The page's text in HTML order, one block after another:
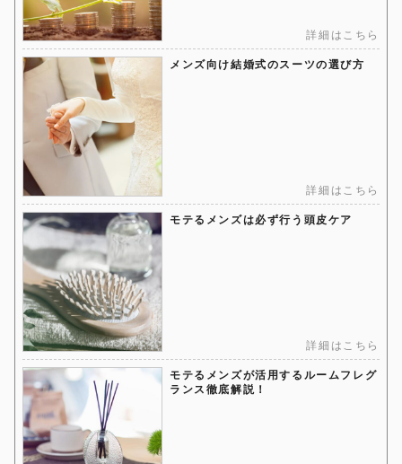
詳細はこちら
メンズ向け結婚式のスーツの選び方
詳細はこちら
モテるメンズは必ず行う頭皮ケア
詳細はこちら
モテるメンズが活用するルームフレグ
ランス徹底解説！